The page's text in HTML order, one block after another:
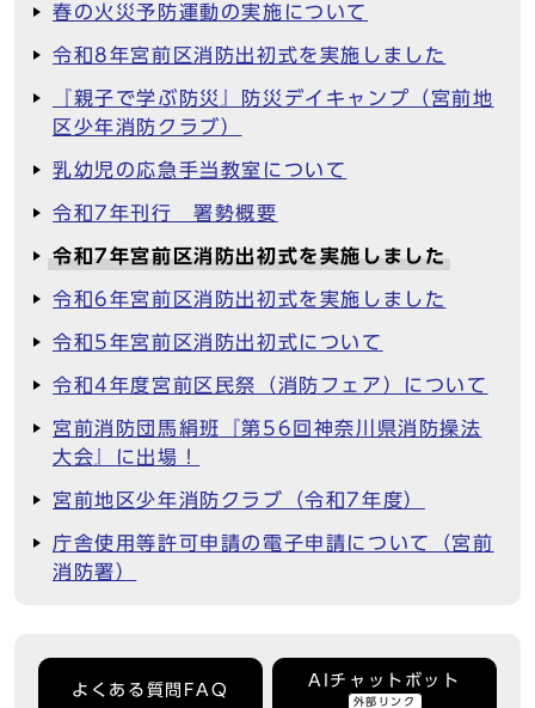
春の火災予防運動の実施について
令和8年宮前区消防出初式を実施しました
『親子で学ぶ防災』防災デイキャンプ（宮前地
区少年消防クラブ）
乳幼児の応急手当教室について
令和7年刊行 署勢概要
令和7年宮前区消防出初式を実施しました
令和6年宮前区消防出初式を実施しました
令和5年宮前区消防出初式について
令和4年度宮前区民祭（消防フェア）について
宮前消防団馬絹班『第56回神奈川県消防操法
大会』に出場！
宮前地区少年消防クラブ（令和7年度）
庁舎使用等許可申請の電子申請について（宮前
消防署）
よくある質問FAQ
AIチャットボット
外部リンク